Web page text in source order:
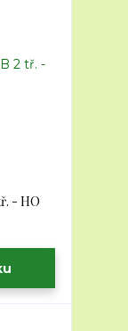
- HO